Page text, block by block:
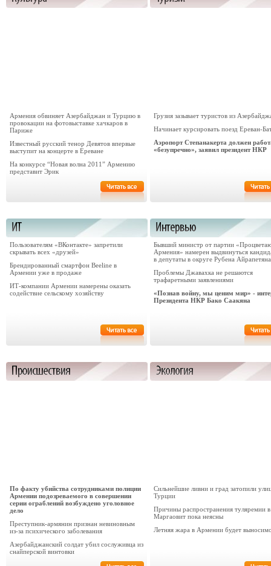
Армения обвиняет Азербайджан и Турцию в
провокации на фотовыставке хачкаров в
Париже
Известный русский тенор Девятов впервые
выступит на концерте в Ереване
На конкурсе “Новая волна 2011” Армению
представит Эрик
Грузия зазывает туристов из
Начинает курсировать поезд Ереван-
Аэропорт Степанакерта должен
«безупречно», заявил президент НКР
Пользователям «ВКонтакте» запретили
скрывать всех «друзей»
Брендированный смартфон Beeline в
Армении уже в продаже
ИТ-компании Армении намерены оказать
содействие сельскому хозяйству
Бывший министр от партии
Армения» намерен выдвинуться
в депутаты в округе Рубена Айрапетяна
Проблемы Джавахка не решаются
трафаретными заявлениями
«Познав войну, мы ценим мир» -
Президента НКР Бако Саакяна
По факту убийства сотрудниками полиции
Армении подозреваемого в совершении
серии ограблений возбуждено уголовное
дело
Преступник-армянин признан невиновным
из-за психического заболевания
Азербайджанский солдат убил сослуживца из
снайперской винтовки
Сильнейшие ливни и град затопили
Турции
Причины распространения туляремии в
Маргаовит пока неясны
Летняя жара в Армении будет